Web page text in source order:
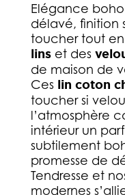
Elégance
délavé, finition
toucher tout
linset des
de maison de
Ces lin coton
toucher si
l’atmosphère
intérieur un
subtilement
promesse de
Tendresse et
modernes